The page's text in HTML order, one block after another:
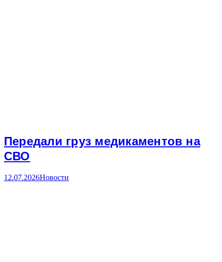
Передали груз медикаментов на
СВО
12.07.2026Новости